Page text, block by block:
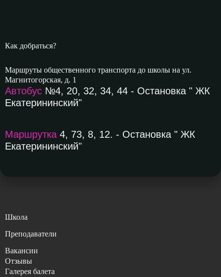
Как добраться?
Маршруты общественного транспорта до школы на ул.
Магнитогорская, д. 1
Автобус №4, 20, 32, 34, 44 - Остановка " ЖК
Екатерининский"
Маршрутка 4, 73, 8, 12. - Остановка " ЖК
Екатерининский"
Школа
Преподаватели
Вакансии
Отзывы
Галерея балета